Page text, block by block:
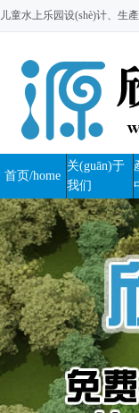
儿童水上乐园设(shè)计、生產
首页/home
关(guān)于
我们